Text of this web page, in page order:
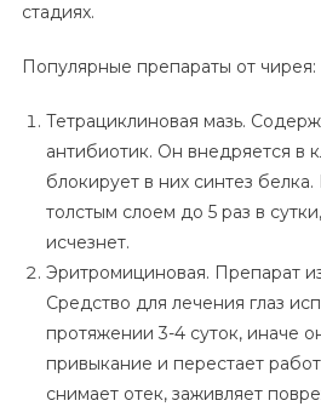
стадиях.
Популярные препараты от чирея:
Тетрациклиновая мазь.
антибиотик. Он внедряется в
блокирует в них синтез
толстым слоем до 5 раз в
исчезнет.
Эритромициновая. Препарат
Средство для лечения глаз
протяжении 3-4 суток, иначе
привыкание и перестает
снимает отек, заживляет